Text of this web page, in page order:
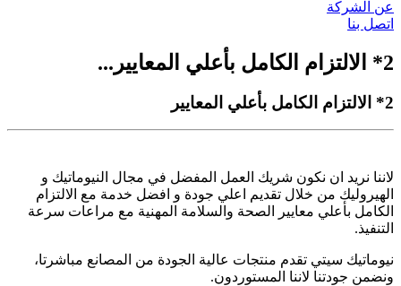
عن الشركة
اتصل بنا
2* الالتزام الكامل بأعلي المعايير...
2* الالتزام الكامل بأعلي المعايير
لاننا نريد ان نكون شريك العمل المفضل في مجال النيوماتيك و
الهيروليك من خلال تقديم اعلي جودة و افضل خدمة مع الالتزام
الكامل بأعلي معايير الصحة والسلامة المهنية مع مراعات سرعة
التنفيذ.
نيوماتيك سيتي تقدم منتجات عالية الجودة من المصانع مباشرتا،
ونضمن جودتنا لاننا المستوردون.